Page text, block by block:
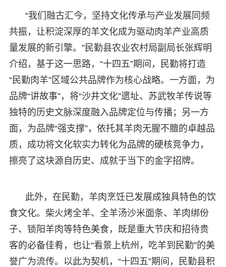
“我们融古汇今，坚持文化传承与产业发展同频
共振，让积淀深厚的羊文化成为驱动肉羊产业高质
量发展的新引擎。”民勤县农业农村局副局长张辉明
介绍，基于这一思路，“十四五”期间，民勤将打造
“民勤肉羊”区域公共品牌作为核心战略。一方面，为
品牌“讲故事”，将“沙井文化”遗址、苏武牧羊传说等
独特的历史文脉深度融入品牌定位与传播；另一方
面，为品牌“强支撑”，依托其羊肉无腥不膻的卓越品
质，成功将文化软实力转化为品牌的硬核竞争力，
擦亮了这块源自历史、成就于当下的金字招牌。
此外，在民勤，羊肉烹饪已发展成独具特色的饮
食文化。柴火烤全羊、全羊汤沙米面条、羊肉绑份
子、锁阳羊肉等特色美食，既是重大节庆和招待贵
客的必备佳肴，也让“看景上杭州，吃羊到民勤”的美
誉广为流传。以此为契机，“十四五”期间，民勤县积